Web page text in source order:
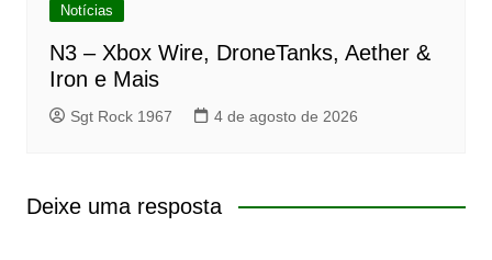
Notícias
N3 – Xbox Wire, DroneTanks, Aether &
Iron e Mais
Sgt Rock 1967 4 de agosto de 2026
Deixe uma resposta